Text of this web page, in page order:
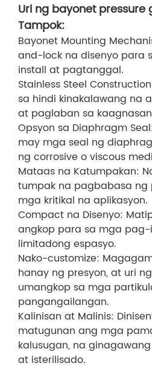
Uri ng bayonet pressure
Tampok:
Bayonet Mounting
and-lock na disenyo para
install at pagtanggal.
Stainless Steel
sa hindi kinakalawang na
at paglaban sa
Opsyon sa Diaphragm
may mga seal ng
ng corrosive o viscous
Mataas na Katumpakan:
tumpak na pagbabasa ng
mga kritikal na aplikasyon.
Compact na Disenyo:
angkop para sa mga
limitadong espasyo.
Nako-customize:
hanay ng presyon, at uri
umangkop sa mga
pangangailangan.
Kalinisan at Malinis:
matugunan ang mga
kalusugan, na
at isterilisado.